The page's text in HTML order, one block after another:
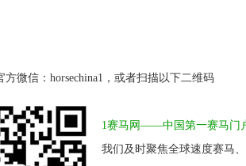
微信：horsechina1，或者扫描以下二维码
1赛马网——中国第一赛马门
我们及时聚焦全球速度赛马